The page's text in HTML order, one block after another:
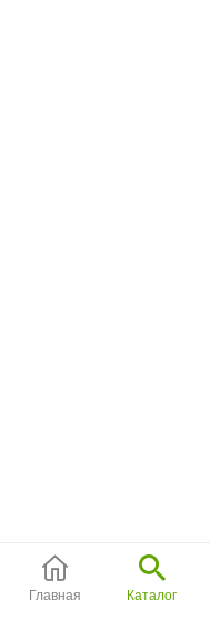
Главная Каталог